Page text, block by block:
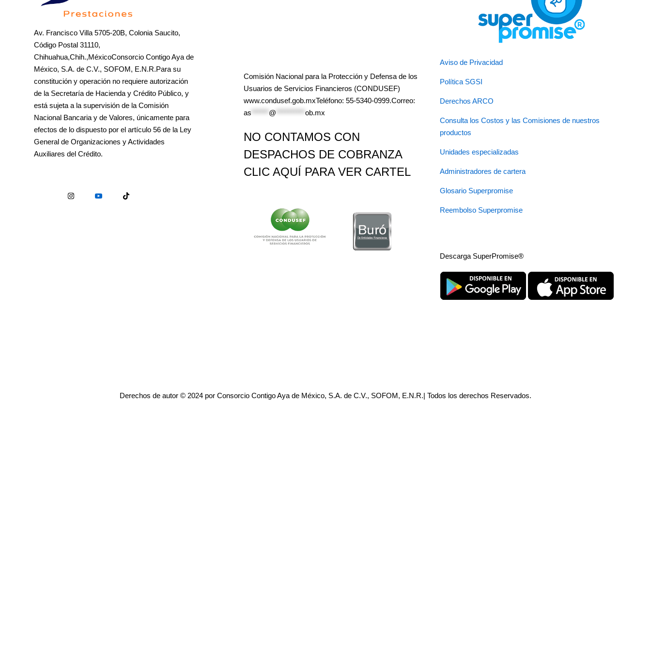
Av. Francisco Villa 5705-20B, Colonia Saucito,
Código Postal 31110,
Chihuahua,Chih.,MéxicoConsorcio Contigo Aya de
México, S.A. de C.V., SOFOM, E.N.R.Para su
constitución y operación no requiere autorización
de la Secretaría de Hacienda y Crédito Público, y
está sujeta a la supervisión de la Comisión
Nacional Bancaria y de Valores, únicamente para
efectos de lo dispuesto por el artículo 56 de la Ley
General de Organizaciones y Actividades
Auxiliares del Crédito.
Comisión Nacional para la Protección y Defensa de los
Usuarios de Servicios Financieros (CONDUSEF)
www.condusef.gob.mxTeléfono: 55-5340-0999.Correo:
as
@ ob.mx
NO CONTAMOS CON
DESPACHOS DE COBRANZA
CLIC AQUÍ PARA VER CARTEL
Aviso de Privacidad
Política SGSI
Derechos ARCO
Consulta los Costos y las Comisiones de nuestros
productos
Unidades especializadas
Administradores de cartera
Glosario Superpromise
Reembolso Superpromise
Descarga SuperPromise®
Derechos de autor © 2024 por Consorcio Contigo Aya de México, S.A. de C.V., SOFOM, E.N.R.| Todos los derechos Reservados.